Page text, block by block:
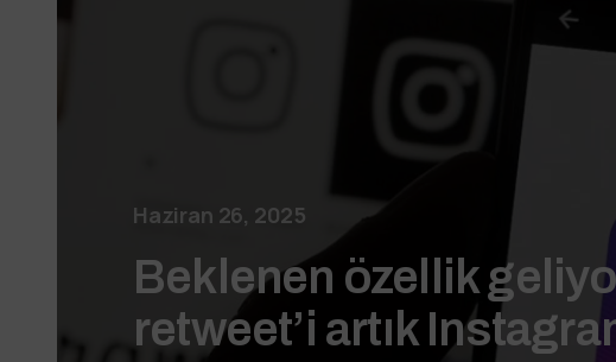
Haziran 26, 2025
Beklenen özellik
retweet’i artık